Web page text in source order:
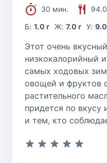
30 мин.
Б:1.0 г Ж: 7.0 г У:
Этот очень
низкокалорийный
самых ходовых
овощей и фруктов
растительного
придется по
и тем, кто